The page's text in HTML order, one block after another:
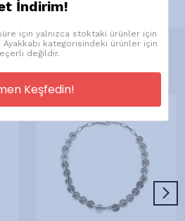
Ürünler
İndirim!
için yalnızca stoktaki ürünler için
kategorisindeki ürünler için
değildir.
Keşfedin!